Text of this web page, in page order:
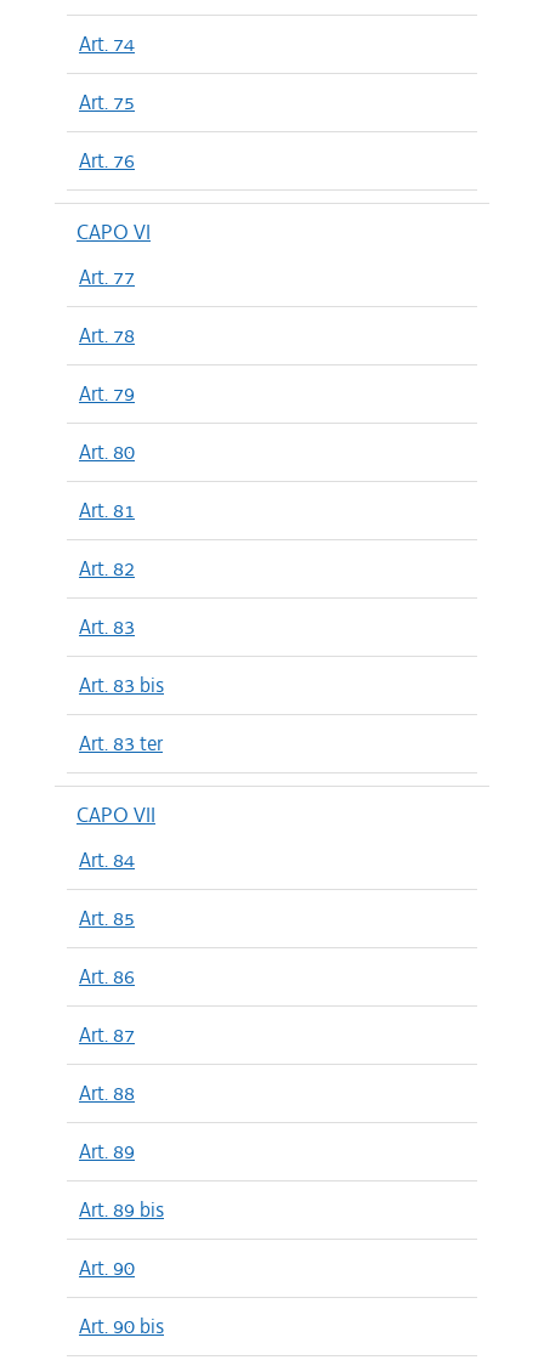
Art. 74
Art. 75
Art. 76
CAPO VI
Art. 77
Art. 78
Art. 79
Art. 80
Art. 81
Art. 82
Art. 83
Art. 83 bis
Art. 83 ter
CAPO VII
Art. 84
Art. 85
Art. 86
Art. 87
Art. 88
Art. 89
Art. 89 bis
Art. 90
Art. 90 bis